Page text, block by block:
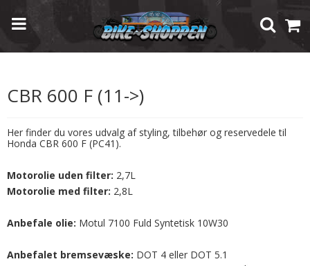
CBR 600 F (11->)
Her finder du vores udvalg af styling, tilbehør og reservedele til
Honda CBR 600 F (PC41).
Motorolie uden filter: 2,7L
Motorolie med filter: 2,8L
Anbefale olie: Motul 7100 Fuld Syntetisk 10W30
Anbefalet bremsevæske: DOT 4 eller DOT 5.1